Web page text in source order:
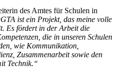
des Amtes für Schulen in
ist ein Projekt, das meine volle
Es fördert in der Arbeit die
die in unseren Schulen
wie Kommunikation,
Zusammenarbeit sowie den
Technik.“